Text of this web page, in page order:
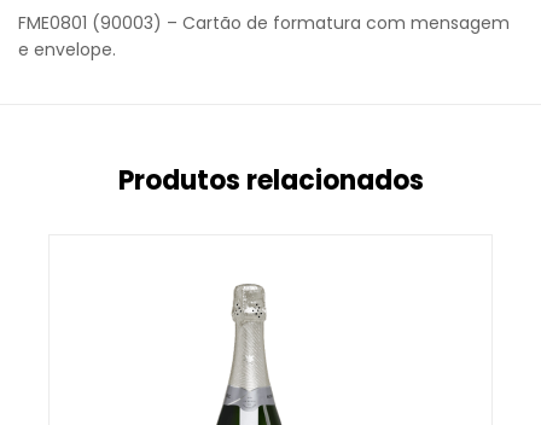
FME0801 (90003) – Cartão de formatura com mensagem
e envelope.
Produtos relacionados